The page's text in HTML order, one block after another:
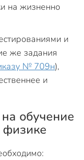
на жизненно
и
же задания
№ 709н),
и
обучение
физике